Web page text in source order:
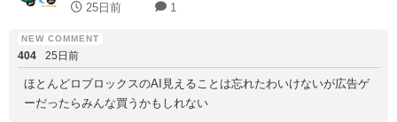
25日前 1
404 25日前
ほとんどロブロックスのAI見えることは忘れたわいけないが広告ゲ
ーだったらみんな買うかもしれない